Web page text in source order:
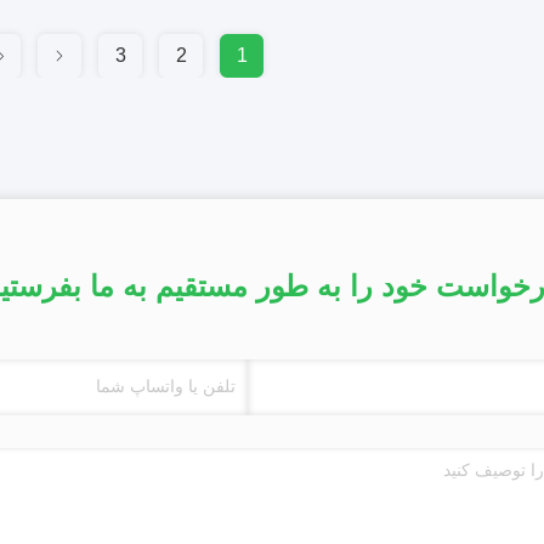
1
2
3
خود را به طور مستقیم به ما